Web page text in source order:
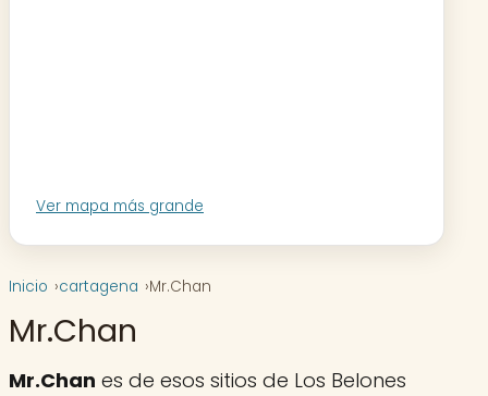
Ver mapa más grande
Inicio cartagena Mr.Chan
Mr.Chan
Mr.Chan es de esos sitios de Los Belones